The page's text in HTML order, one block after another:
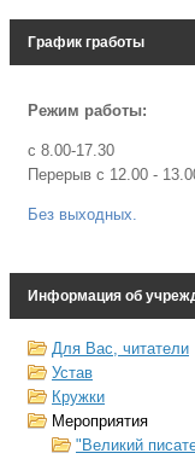
График гработы
Режим работы:
с 8.00-17.30
Перерыв с 12.00 -
Без выходных.
Информация об
Для Вас, читатели
Устав
Кружки
Мероприятия
"Великий